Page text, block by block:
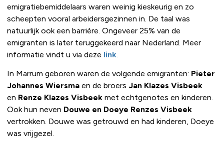
emigratiebemiddelaars waren weinig kieskeurig en zo
scheepten vooral arbeidersgezinnen in. De taal was
natuurlijk ook een barrière. Ongeveer 25% van de
emigranten is later teruggekeerd naar Nederland. Meer
informatie vindt u via deze link
In Marrum geboren waren de volgende emigranten: Pieter
Johannes Wiersma en de broers Jan Klazes Visbeek
en Renze Klazes Visbeek met echtgenotes en kinderen.
Ook hun neven Douwe en Doeye Renzes Visbeek
vertrokken. Douwe was getrouwd en had kinderen, Doeye
was vrijgezel.